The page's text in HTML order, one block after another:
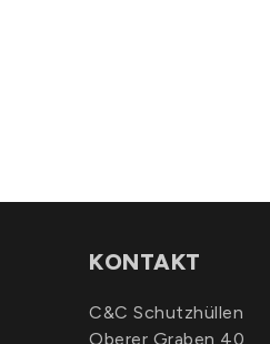
KONTAKT
C&C Schutzhüllen
Oberer Graben 40